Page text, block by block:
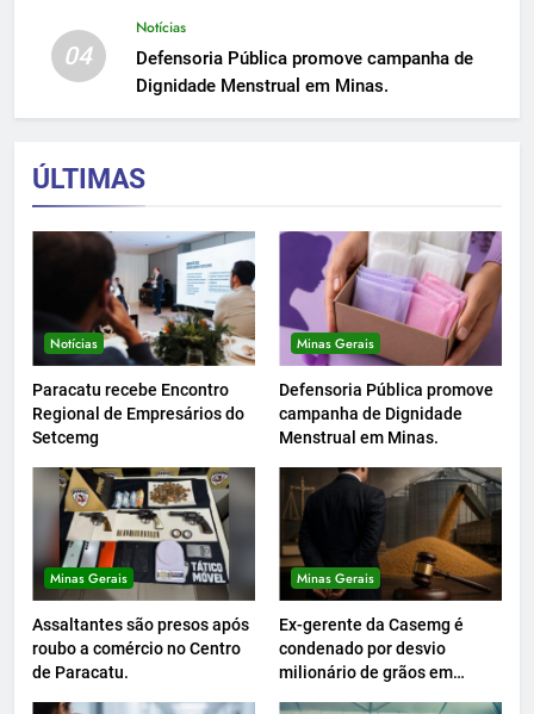
04
Notícias
Defensoria Pública promove campanha de
Dignidade Menstrual em Minas.
ÚLTIMAS
Notícias
Paracatu recebe Encontro
Regional de Empresários do
Setcemg
Minas Gerais
Defensoria Pública promove
campanha de Dignidade
Menstrual em Minas.
Minas Gerais
Assaltantes são presos após
roubo a comércio no Centro
de Paracatu.
Minas Gerais
Ex-gerente da Casemg é
condenado por desvio
milionário de grãos em